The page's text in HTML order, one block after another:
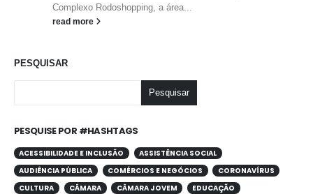
Complexo Rodoshopping, a área...
read more
PESQUISAR
Pesquisar
PESQUISE POR #HASHTAGS
ACESSIBILIDADE E INCLUSÃO
ASSISTÊNCIA SOCIAL
AUDIÊNCIA PÚBLICA
COMÉRCIOS E NEGÓCIOS
CORONAVÍRUS
CULTURA
CÂMARA CÂMARA JOVEM
EDUCAÇÃO